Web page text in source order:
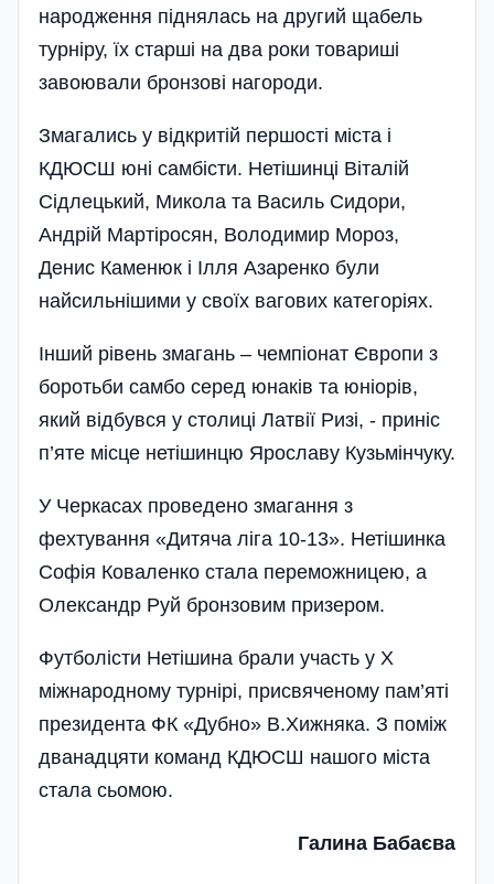
народження піднялась на другий щабель
турніру, їх старші на два роки товариші
завоювали бронзові нагороди.
Змагались у відкритій першості міста і
КДЮСШ юні самбісти. Нетішинці Віталій
Сідлецький, Микола та Василь Сидори,
Андрій Мартіросян, Володимир Мороз,
Денис Каменюк і Ілля Азаренко були
найсильнішими у своїх вагових категоріях.
Інший рівень змагань – чемпіонат Європи з
боротьби самбо серед юнаків та юніорів,
який відбувся у столиці Латвії Ризі, - приніс
п’яте місце нетішинцю Ярославу Кузьмінчуку.
У Черкасах проведено змагання з
фехтування «Дитяча ліга 10-13». Нетішинка
Софія Коваленко стала переможницею, а
Олександр Руй бронзовим призером.
Футболісти Нетішина брали участь у Х
міжнародному турнірі, присвяченому пам’яті
президента ФК «Дубно» В.Хижняка. З поміж
дванадцяти команд КДЮСШ нашого міста
стала сьомою.
Галина Бабаєва